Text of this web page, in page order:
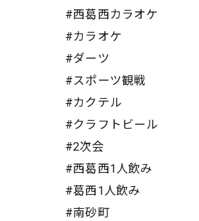
#西葛西カラオケ
#カラオケ
#ダーツ
#スポーツ観戦
#カクテル
#クラフトビール
#2次会
#西葛西1人飲み
#葛西1人飲み
#南砂町